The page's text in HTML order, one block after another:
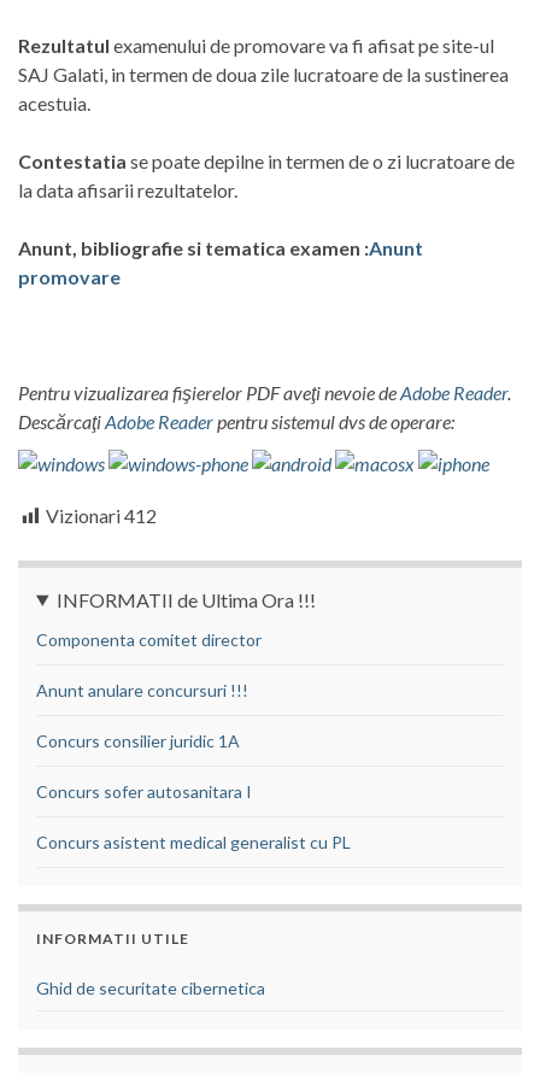
Rezultatul examenului de promovare va fi afisat pe site-ul
SAJ Galati, in termen de doua zile lucratoare de la sustinerea
acestuia.
Contestatia se poate depilne in termen de o zi lucratoare de
la data afisarii rezultatelor.
Anunt, bibliografie si tematica examen :Anunt
promovare
Pentru vizualizarea fişierelor PDF aveţi nevoie deAdobe Reader.
DescărcaţiAdobe Reader pentru sistemul dvs de operare:
Vizionari412
INFORMATII de Ultima Ora !!!
Componenta comitet director
Anunt anulare concursuri !!!
Concurs consilier juridic 1A
Concurs sofer autosanitara I
Concurs asistent medical generalist cu PL
INFORMATII UTILE
Ghid de securitate cibernetica